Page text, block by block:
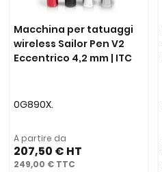
Macchina per tatuaggi
wireless Sailor Pen V2
Eccentrico 4,2 mm | ITC
0G890X.
A partire da
207,50 €
249,00 €